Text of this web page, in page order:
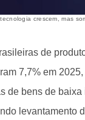
crescem, mas
de
7,7% em
de bens de
levantamento